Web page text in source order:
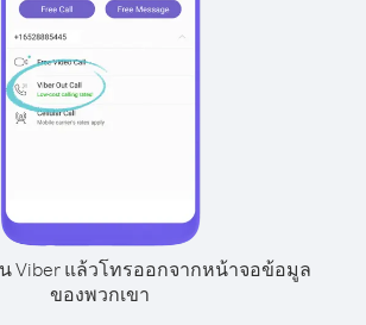
Viber แล้วโทรออกจากหน้าจอข้อมูล
ของพวกเขา